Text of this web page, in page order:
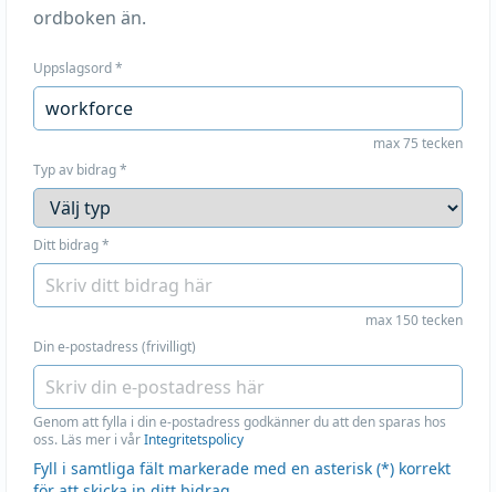
ordboken än.
Uppslagsord*
max 75 tecken
Typ av bidrag*
Ditt bidrag*
max 150 tecken
Din e-postadress (frivilligt)
Genom att fylla i din e-postadress godkänner du att den sparas hos
oss. Läs mer i vårIntegritetspolicy
Fyll i samtliga fält markerade med en asterisk (*) korrekt